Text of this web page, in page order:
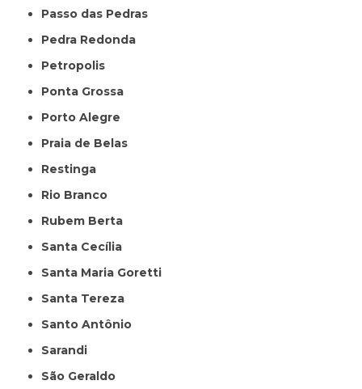
Passo das Pedras
Pedra Redonda
Petropolis
Ponta Grossa
Porto Alegre
Praia de Belas
Restinga
Rio Branco
Rubem Berta
Santa Cecília
Santa Maria Goretti
Santa Tereza
Santo Antônio
Sarandi
São Geraldo